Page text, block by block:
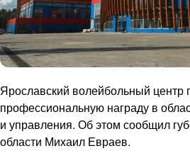
Ярославский волейбольный центр
профессиональную награду в
и управления. Об этом сообщил
области Михаил Евраев.